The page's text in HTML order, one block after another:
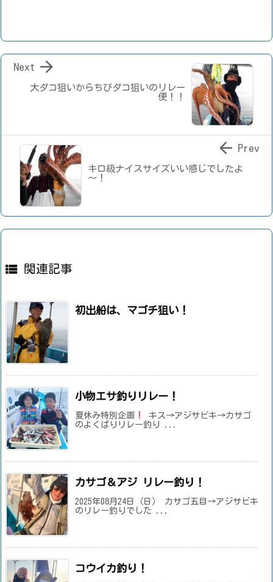
大ダコ狙いからちびダコ狙いのリレー
便！！

Next
キロ級ナイスサイズいい感じでしたよ
～！
 Prev
 関連記事
初出船は、マゴチ狙い！
小物エサ釣りリレー！
夏休み特別企画
キス→アジサビキ→カサゴ
のよくばりリレー釣り ...
カサゴ＆アジ リレー釣り！
2025年08月24日（日） カサゴ五目→アジサビキ
のリレー釣りでした ...
コウイカ釣り！